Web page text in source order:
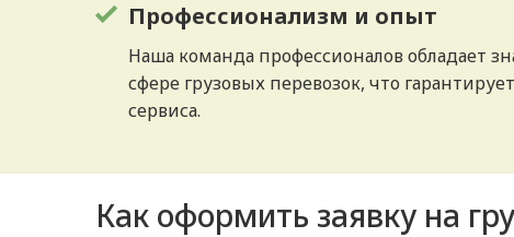
Профессионализм и опыт
Наша команда профессионалов обладает
сфере грузовых перевозок, что
сервиса.
Как оформить заявку на